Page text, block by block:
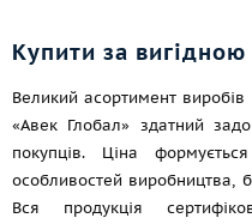
Купити за
Великий асортимент виробів
«Авек Глобал» здатний
покупців. Ціна
особливостей виробництва,
Вся продукція